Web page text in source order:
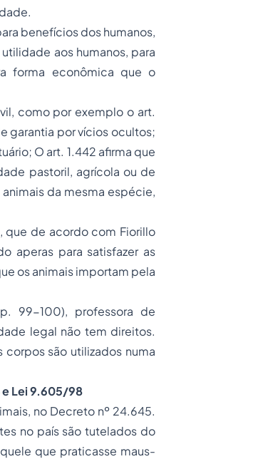
benefícios dos humanos,
aos humanos, para
forma econômica que o
como por exemplo o art.
garantia por vícios ocultos;
O art. 1.442 afirma que
pastoril, agrícola ou de
da mesma espécie,
que de acordo com Fiorillo
aperas para satisfazer as
os animais importam pela
99-100), professora de
legal não tem direitos.
são utilizados numa
e Lei 9.605/98
no Decreto nº 24.645.
no país são tutelados do
que praticasse maus-